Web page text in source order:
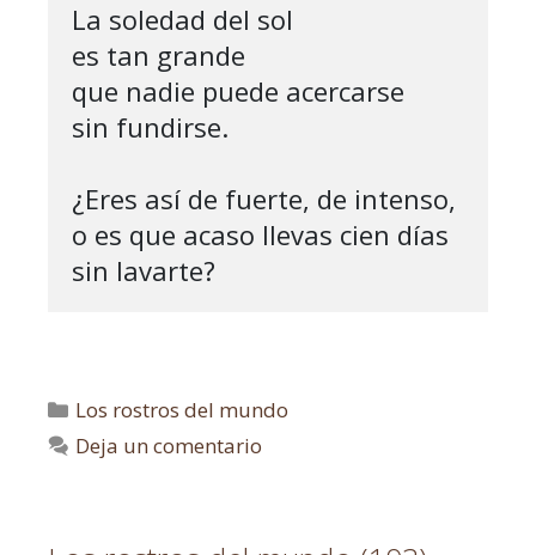
La soledad del sol
es tan grande
que nadie puede acercarse
sin fundirse.
¿Eres así de fuerte, de intenso,
o es que acaso llevas cien días
sin lavarte?
Los rostros del mundo
Deja un comentario